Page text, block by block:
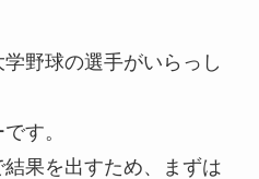
野球の選手がいらっし
す。
果を出すため、まずは